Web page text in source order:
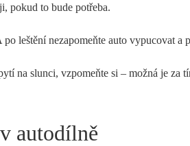
pokud to bude potřeba.
po leštění nezapomeňte auto vypucovat a
na slunci, vzpomeňte si – možná je za
autodílně